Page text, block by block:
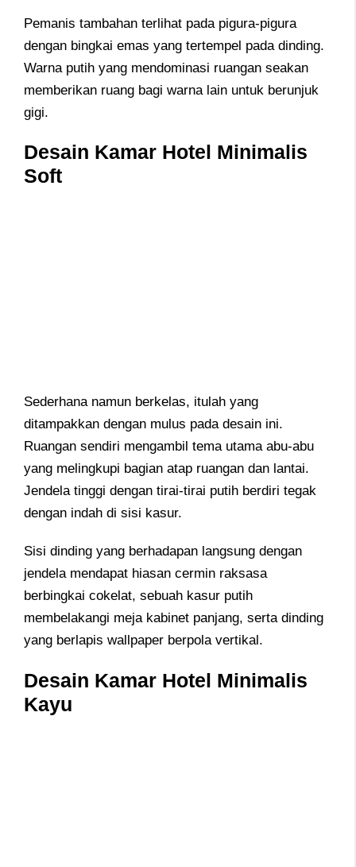
Pemanis tambahan terlihat pada pigura-pigura
dengan bingkai emas yang tertempel pada dinding.
Warna putih yang mendominasi ruangan seakan
memberikan ruang bagi warna lain untuk berunjuk
gigi.
Desain Kamar Hotel Minimalis
Soft
Sederhana namun berkelas, itulah yang
ditampakkan dengan mulus pada desain ini.
Ruangan sendiri mengambil tema utama abu-abu
yang melingkupi bagian atap ruangan dan lantai.
Jendela tinggi dengan tirai-tirai putih berdiri tegak
dengan indah di sisi kasur.
Sisi dinding yang berhadapan langsung dengan
jendela mendapat hiasan cermin raksasa
berbingkai cokelat, sebuah kasur putih
membelakangi meja kabinet panjang, serta dinding
yang berlapis wallpaper berpola vertikal.
Desain Kamar Hotel Minimalis
Kayu